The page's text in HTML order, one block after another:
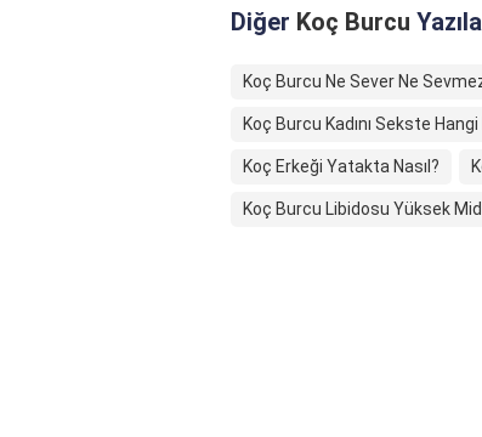
Diğer Koç Burcu
Koç Burcu Ne Sever Ne
Koç Burcu Kadını Sekste
Koç Erkeği Yatakta Nasıl?
Koç Burcu Libidosu Yüksek